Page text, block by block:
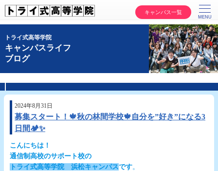
キャンパス一覧
トライ式高等学院
キャンパスライフ
ブログ
2024年8月31日
募集スタート！🍁秋の林間学校🍁自分を”好き”になる3
日間🏕️✨
こんにちは！
通信制高校のサポート校の
トライ式高等学院 浜松キャンパスです。